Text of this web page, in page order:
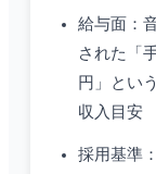
給与面：
された「
円」とい
収入目安
採用基準